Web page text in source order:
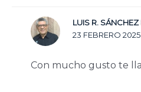
LUIS R. SÁNCHEZ
23 FEBRERO
Con mucho gusto te